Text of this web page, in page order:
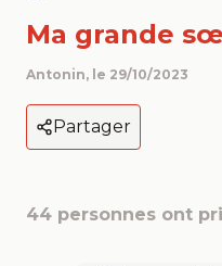
Ma grande
Antonin, le 29/10/2023
Partager
44 personnes ont